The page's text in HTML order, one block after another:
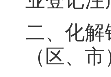
二、化解
（区、市